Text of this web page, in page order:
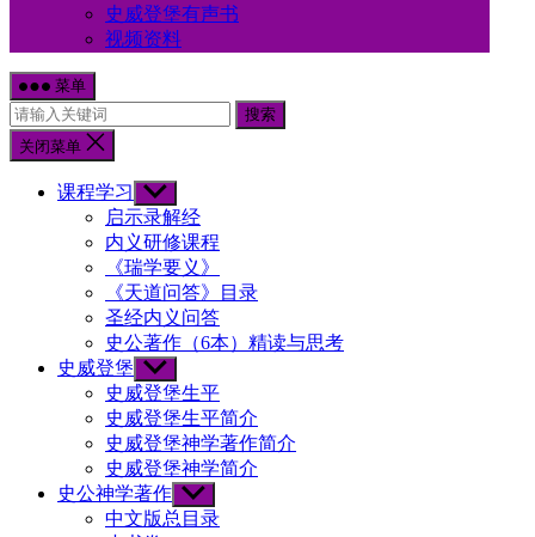
史威登堡有声书
视频资料
菜单
搜索
关闭菜单
课程学习
Show
sub
menu
启示录解经
内义研修课程
《瑞学要义》
《天道问答》目录
圣经内义问答
史公著作（6本）精读与思考
史威登堡 Show
sub
menu
史威登堡生平
史威登堡生平简介
史威登堡神学著作简介
史威登堡神学简介
史公神学著作 Show
sub
menu
中文版总目录